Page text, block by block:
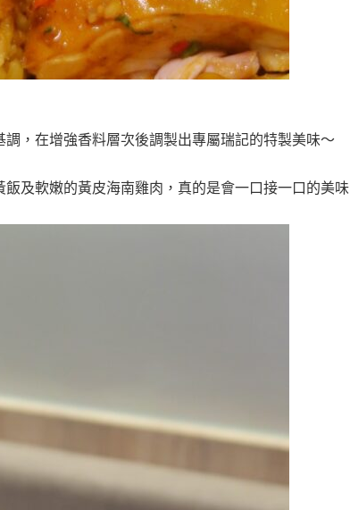
，在增強香料層次後調製出專屬瑞記的特製美味～
及軟嫩的黃皮海南雞肉，真的是會一口接一口的美味